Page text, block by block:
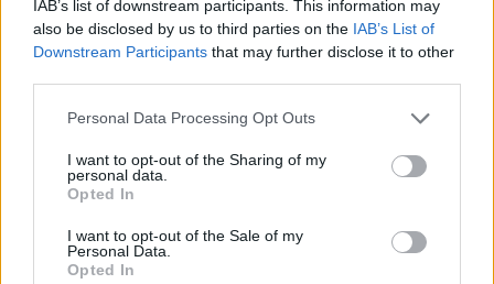
IAB’s list of downstream participants. This information may
also be disclosed by us to third parties on the IAB’s List of
Downstream Participants that may further disclose it to other
Personal Data Processing Opt Outs
I want to opt-out of the Sharing of my
personal data.
Opted In
I want to opt-out of the Sale of my
Personal Data.
Opted In
Kā atpazīt vardarbības pirmos signālus līdzcilvēkā... un sevī